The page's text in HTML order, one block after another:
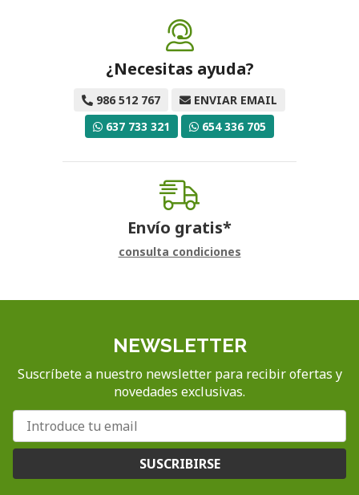
¿Necesitas ayuda?
986 512 767
ENVIAR EMAIL
637 733 321
654 336 705
Envío gratis*
consulta condiciones
NEWSLETTER
Suscríbete a nuestro newsletter para recibir ofertas y
novedades exclusivas.
SUSCRIBIRSE